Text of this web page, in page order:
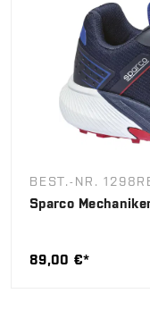
BEST.-NR.
Sparco
89,00 €*